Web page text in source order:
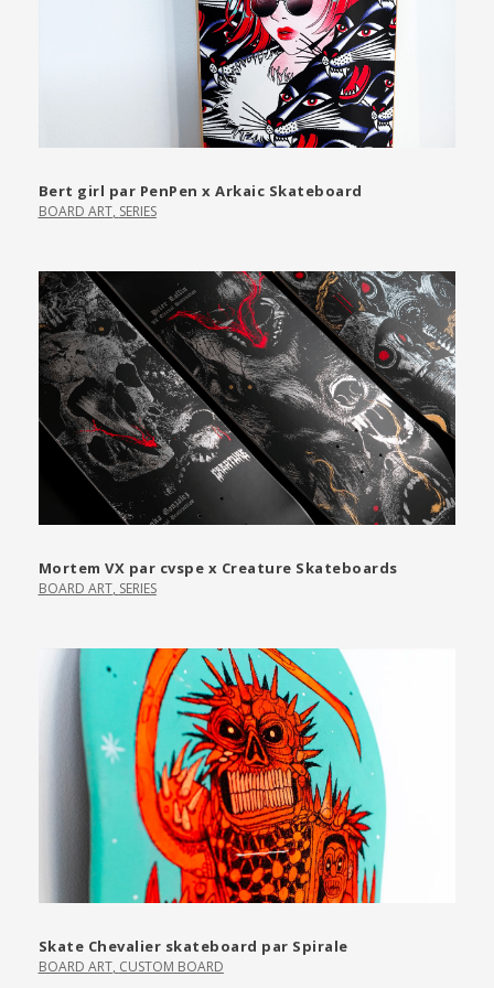
Bert girl par PenPen x Arkaic Skateboard
BOARD ART, SERIES
Mortem VX par cvspe x Creature Skateboards
BOARD ART, SERIES
Skate Chevalier skateboard par Spirale
BOARD ART, CUSTOM BOARD